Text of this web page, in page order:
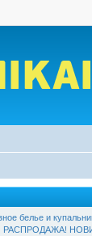
белье и
РАСПРОДАЖА!